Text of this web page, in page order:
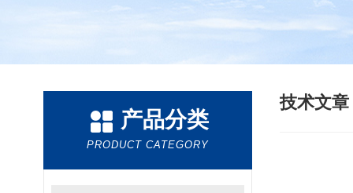
产品分类
PRODUCT CATEGORY
技术文章